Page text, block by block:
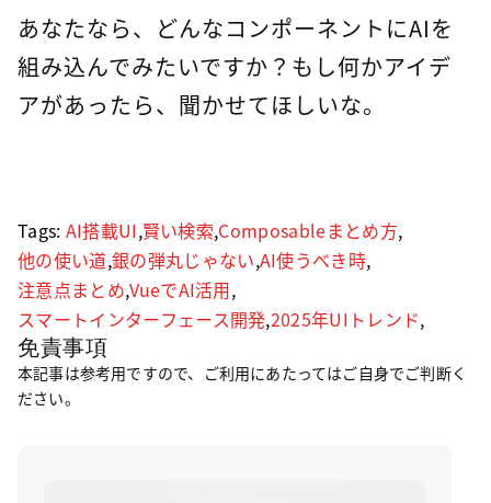
あなたなら、どんなコンポーネントにAIを
組み込んでみたいですか？もし何かアイデ
アがあったら、聞かせてほしいな。
Tags: AI搭載UI,賢い検索,Composableまとめ方,
他の使い道,銀の弾丸じゃない,AI使うべき時,
注意点まとめ,VueでAI活用,
スマートインターフェース開発,2025年UIトレンド,
免責事項
本記事は参考用ですので、ご利用にあたってはご自身でご判断く
ださい。